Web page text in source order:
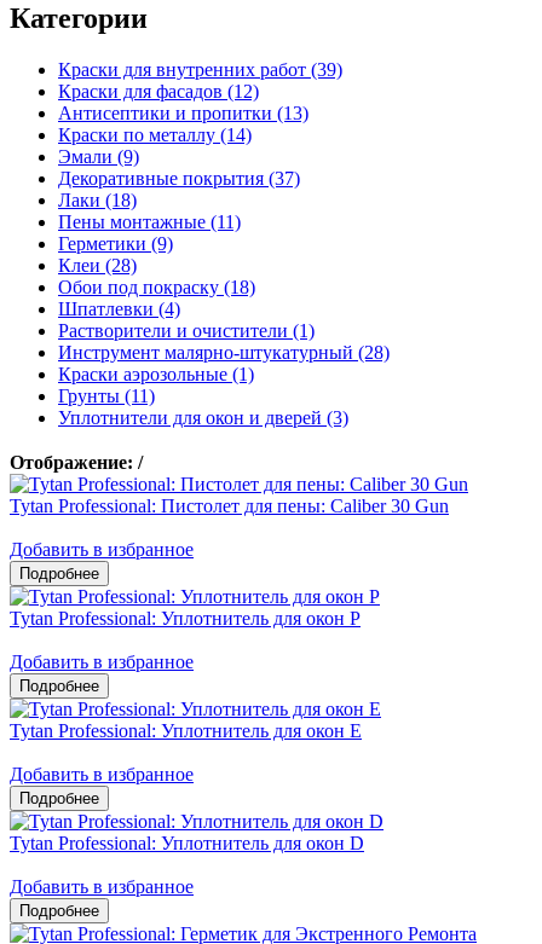
Категории
Краски для внутренних работ (39)
Краски для фасадов (12)
Антисептики и пропитки (13)
Краски по металлу (14)
Эмали (9)
Декоративные покрытия (37)
Лаки (18)
Пены монтажные (11)
Герметики (9)
Клеи (28)
Обои под покраску (18)
Шпатлевки (4)
Растворители и очистители (1)
Инструмент малярно-штукатурный (28)
Краски аэрозольные (1)
Грунты (11)
Уплотнители для окон и дверей (3)
Отображение: /
Tytan Professional: Пистолет для пены: Caliber 30 Gun
Добавить в избранное
Tytan Professional: Уплотнитель для окон P
Добавить в избранное
Tytan Professional: Уплотнитель для окон E
Добавить в избранное
Tytan Professional: Уплотнитель для окон D
Добавить в избранное